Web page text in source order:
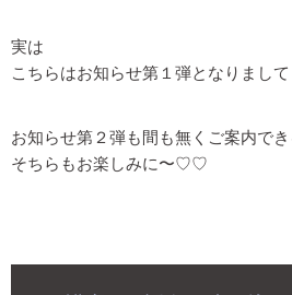
実は
こちらはお知らせ第１弾となりまして
お知らせ第２弾も間も無くご案内で
そちらもお楽しみに〜♡♡